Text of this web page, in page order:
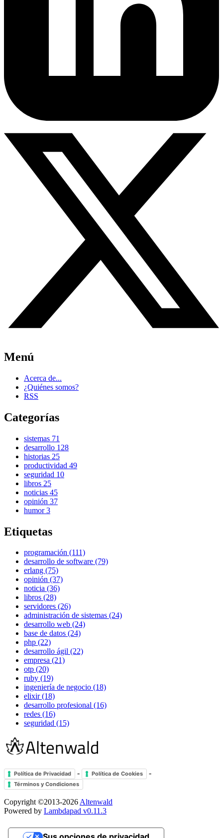
Menú
Acerca de...
¿Quiénes somos?
RSS
Categorías
sistemas 71
desarrollo 128
historias 25
productividad 49
seguridad 10
libros 25
noticias 45
opinión 37
humor3
Etiquetas
programación (111)
desarrollo de software (79)
erlang (75)
opinión (37)
noticia (36)
libros (28)
servidores (26)
administración de sistemas (24)
desarrollo web (24)
base de datos (24)
php (22)
desarrollo ágil (22)
empresa (21)
otp (20)
ruby (19)
ingeniería de negocio (18)
elixir (18)
desarrollo profesional (16)
redes (16)
seguridad (15)
Política de Privacidad - Política de Cookies -
Términos y Condiciones
Copyright ©2013-2026Altenwald
Powered by Lambdapad v0.11.3